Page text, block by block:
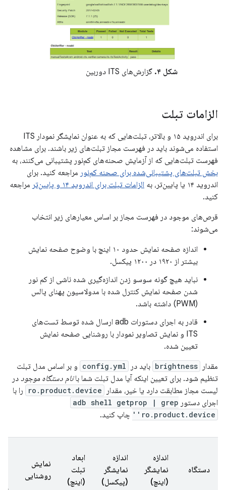
شکل ۴. گزارش‌های ITS دوربین
الزامات تبلت
برای اندروید ۱۵ و بالاتر، تبلت‌هایی که به عنوان نمایشگر نمودار ITS
استفاده می‌شوند باید در فهرست مجاز تبلت‌های زیر باشند. برای مشاهده
فهرست تبلت‌هایی که از آزمایش صحنه‌های کم‌نور پشتیبانی می‌کنند، به
بخش تبلت‌های پشتیبانی‌شده برای صحنه کم‌نور مراجعه کنید. برای
اندروید ۱۴ یا پایین‌تر، به
الزامات تبلت برای اندروید ۱۴ و پایین‌تر
مراجعه
کنید.
قرص‌های موجود در فهرست مجاز بر اساس معیارهای زیر انتخاب
می‌شوند:
اندازه صفحه نمایش حدود ۱۰ اینچ با وضوح صفحه نمایش
بیشتر از ۱۹۲۰ در ۱۲۰۰ پیکسل.
نباید هیچ گونه سوسو زدن اندازه‌گیری شده ناشی از کم نور
شدن صفحه نمایش کنترل شده با مدولاسیون پهنای پالس
(PWM) داشته باشد.
قادر به اجرای دستورات adb ارسال شده توسط تست‌های
ITS و نمایش تصاویر نمودار با روشنایی صفحه نمایش
تعیین شده.
مقدار
brightness باید در config.yml و بر اساس مدل تبلت
تنظیم شود. برای تعیین اینکه آیا مدل تبلت شما بانام دستگاه موجود در
لیست مجاز مطابقت دارد یا خیر، مقدار
ro.product.device
را با
اجرای دستور adb shell getprop | grep
'ro.product.device'
چاپ کنید.
دستگاه
اندازه
نمایشگر
(اینچ)
اندازه
نمایشگر
(پیکسل)
ابعاد
تبلت
(اینچ)
نمایش
روشنایی